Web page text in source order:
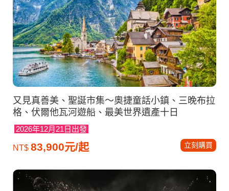
又見真善美、聖誕市集～奧捷童話小鎮、三晚布拉
格、伏爾他瓦河遊船、最美世界遺產十日
2026年12月21日出發
NT$ 83,900元/起 立刻購買